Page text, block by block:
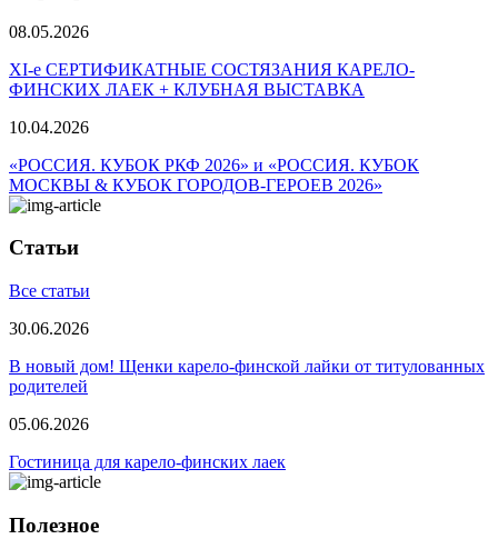
08.05.2026
ХI-е СЕРТИФИКАТНЫЕ СОСТЯЗАНИЯ КАРЕЛО-
ФИНСКИХ ЛАЕК + КЛУБНАЯ ВЫСТАВКА
10.04.2026
«РОССИЯ. КУБОК РКФ 2026» и «РОССИЯ. КУБОК
МОСКВЫ & КУБОК ГОРОДОВ-ГЕРОЕВ 2026»
Статьи
Все статьи
30.06.2026
В новый дом! Щенки карело-финской лайки от титулованных
родителей
05.06.2026
Гостиница для карело-финских лаек
Полезное